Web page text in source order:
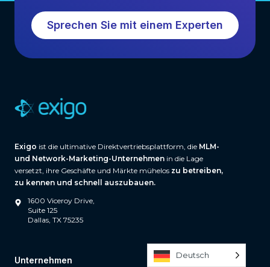
Sprechen Sie mit einem Experten
Exigo ist die ultimative Direktvertriebsplattform, die MLM-
und Network-Marketing-Unternehmen in die Lage
versetzt, ihre Geschäfte und Märkte mühelos zu betreiben,
zu kennen und schnell auszubauen.
1600 Viceroy Drive,
Suite 125
Dallas, TX 75235
Unternehmen
Deutsch